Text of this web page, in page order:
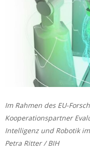
Im Rahmen des EU-
Kooperationspartner
Intelligenz und Robotik
Petra Ritter / BIH